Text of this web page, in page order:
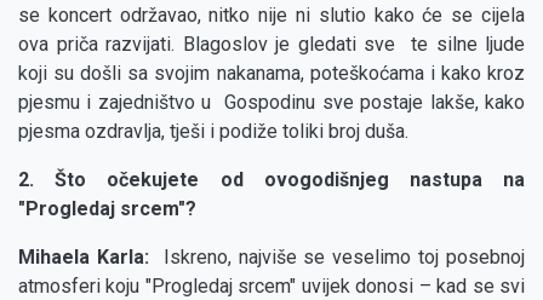
se koncert održavao, nitko nije ni slutio kako će se cijela
ova priča razvijati. Blagoslov je gledati sve te silne ljude
koji su došli sa svojim nakanama, poteškoćama i kako kroz
pjesmu i zajedništvo u Gospodinu sve postaje lakše, kako
pjesma ozdravlja, tješi i podiže toliki broj duša.
2. Što očekujete od ovogodišnjeg nastupa na
"Progledaj srcem"?
Mihaela Karla:
Iskreno, najviše se veselimo toj posebnoj
atmosferi koju "Progledaj srcem" uvijek donosi – kad se svi